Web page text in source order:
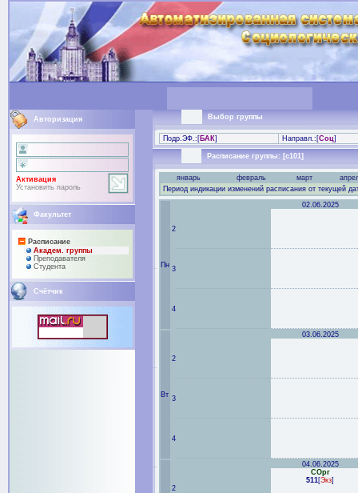
Авторизация
Активация
Установить пароль
Факультет
Расписание
Академ. группы
Преподaвателя
Студента
Счётчик
Выбор группы
Подр.ЭФ.:[ БАК] Направл.:[Соц]
Расписание группы: [с101]
январь февраль март
Период индикации изменений расписания от текущей
Пн
2
3
4
02.06.2025
Вт
2
3
4
03.06.2025
2
04.06.2025
СОрг
511[Экз]